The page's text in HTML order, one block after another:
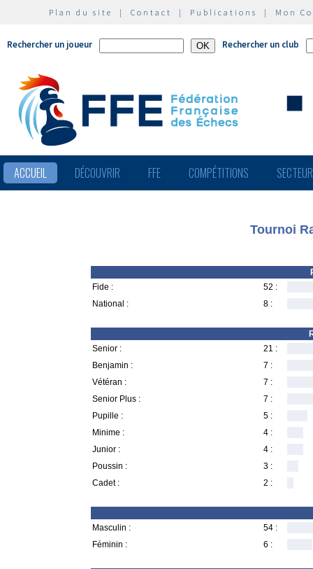
Plan du site | Contact | Publications | Mon
Rechercher un joueur Rechercher un club
ACCUEIL DÉCOUVRIR FFE COMPÉTITIONS
Tournoi
Fide :
52 :
National :
8 :
Senior :
21 :
Benjamin :
7 :
Vétéran :
7 :
Senior Plus :
7 :
Pupille :
5 :
Minime :
4 :
Junior :
4 :
Poussin :
3 :
Cadet :
2 :
Masculin :
54 :
Féminin :
6 :